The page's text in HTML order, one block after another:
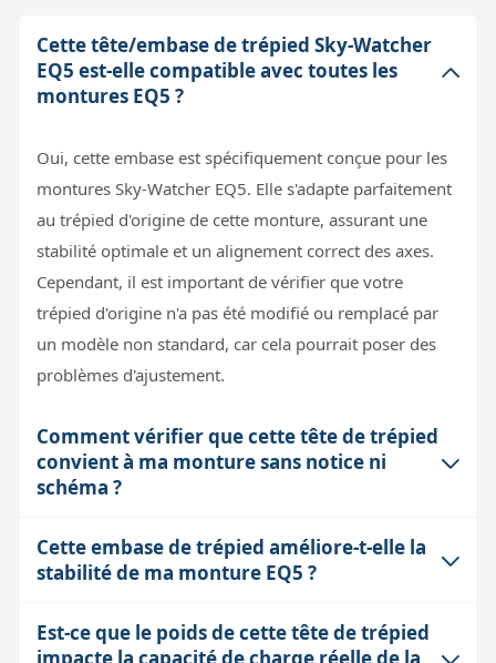
Cette tête/embase de trépied Sky-Watcher
EQ5 est-elle compatible avec toutes les
montures EQ5 ?
Oui, cette embase est spécifiquement conçue pour les
montures Sky-Watcher EQ5. Elle s'adapte parfaitement
au trépied d'origine de cette monture, assurant une
stabilité optimale et un alignement correct des axes.
Cependant, il est important de vérifier que votre
trépied d'origine n'a pas été modifié ou remplacé par
un modèle non standard, car cela pourrait poser des
problèmes d'ajustement.
Comment vérifier que cette tête de trépied
convient à ma monture sans notice ni
schéma ?
L'absence de notice nécessite souvent une inspection
visuelle et une comparaison avec la pièce d'origine.
contacter directement le support de la boutique
Cette embase de trépied améliore-t-elle la
stabilité de ma monture EQ5 ?
Cette pièce détachée remplace ou répare la
Est-ce que le poids de cette tête de trépied
impacte la capacité de charge réelle de la